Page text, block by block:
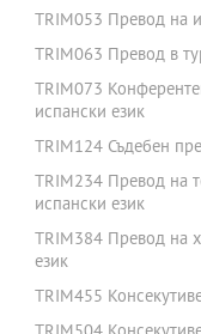
TRIM053 Превод на
TRIM063 Превод в
TRIM073
испански език
TRIM124 Съдебен
TRIM234 Превод на
испански език
TRIM384 Превод на
език
TRIM455